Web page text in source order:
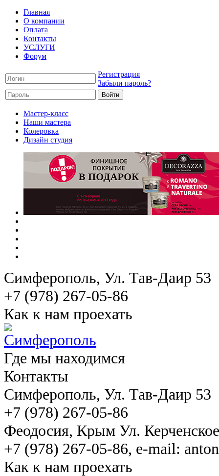
Главная
О компании
Оплата
Контакты
УСЛУГИ
Форум
Регистрация
Забыли пароль?
Мастер-класс
Наши мастера
Колеровка
Дизайн студия
Симферополь, Ул. Тав-Даир 53
+7 (978) 267-05-86
Как к нам проехать
Где мы находимся
Контакты
Симферополь, Ул. Тав-Даир 53
+7 (978) 267-05-86
Феодосия, Крым Ул.
+7 (978) 267-05-86, e-mail:
Как к нам проехать